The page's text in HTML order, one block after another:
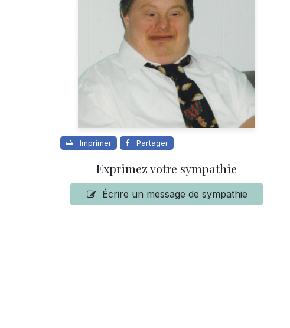
Imprimer Partager
Exprimez votre sympathie
Écrire un message de sympathie